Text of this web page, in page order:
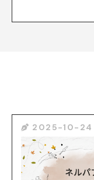
2025-10-24